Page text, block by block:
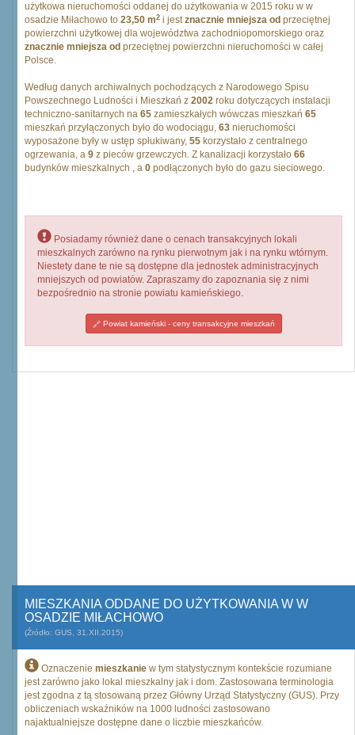
użytkowa nieruchomości oddanej do użytkowania w 2015 roku w w
osadzie Miłachowo to 23,50 m2 i jestznacznie mniejsza od przeciętnej
powierzchni użytkowej dla województwa zachodniopomorskiego oraz
znacznie mniejsza od przeciętnej powierzchni nieruchomości w całej
Polsce.
Według danych archiwalnych pochodzących z Narodowego Spisu
Powszechnego Ludności i Mieszkań z 2002 roku dotyczących instalacji
techniczno-sanitarnych na 65 zamieszkałych wówczas mieszkań 65
mieszkań przyłączonych było do wodociągu, 63 nieruchomości
wyposażone były w ustęp spłukiwany, 55 korzystało z centralnego
ogrzewania, a 9 z pieców grzewczych. Z kanalizacji korzystało 66
budynków mieszkalnych , a 0 podłączonych było do gazu sieciowego.
Posiadamy również dane o cenach transakcyjnych lokali
mieszkalnych zarówno na rynku pierwotnym jak i na rynku wtórnym.
Niestety dane te nie są dostępne dla jednostek administracyjnych
mniejszych od powiatów. Zapraszamy do zapoznania się z nimi
bezpośrednio na stronie powiatu kamieńskiego.
Powiat kamieński - ceny transakcyjne mieszkań
MIESZKANIA ODDANE DO UŻYTKOWANIA W W
OSADZIE MIŁACHOWO
(Źródło: GUS, 31.XII.2015)
Oznaczenie mieszkanie w tym statystycznym kontekście rozumiane
jest zarówno jako lokal mieszkalny jak i dom. Zastosowana terminologia
jest zgodna z tą stosowaną przez Główny Urząd Statystyczny (GUS). Przy
obliczeniach wskaźników na 1000 ludności zastosowano
najaktualniejsze dostępne dane o liczbie mieszkańców.